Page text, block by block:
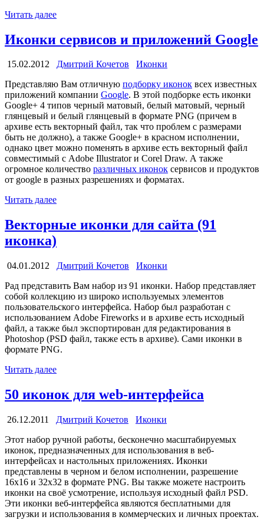
Читать далее
Иконки сервисов и приложений Google
15.02.2012 Дмитрий Кочетов
Иконки
Представляю Вам отличную подборку иконок всех известных
приложений компании Google. В этой подборке есть иконки
Google+ 4 типов черный матовый, белый матовый, черный
глянцевый и белый глянцевый в формате PNG (причем в
архиве есть векторный файл, так что проблем с размерами
быть не должно), а также Google+ в красном исполнении,
однако цвет можно поменять в архиве есть векторный файл
совместимый с Adobe Illustrator и Corel Draw. А также
огромное количество различных иконок сервисов и продуктов
от google в разных разрешениях и форматах.
Читать далее
Векторные иконки для сайта (91
иконка)
04.01.2012 Дмитрий Кочетов
Иконки
Рад представить Вам набор из 91 иконки. Набор представляет
собой коллекцию из широко используемых элементов
пользовательского интерфейса. Набор был разработан с
использованием Adobe Fireworks и в архиве есть исходный
файл, а также был экспортирован для редактирования в
Photoshop (PSD файл, также есть в архиве). Сами иконки в
формате PNG.
Читать далее
50 иконок для web-интерфейса
26.12.2011 Дмитрий Кочетов
Иконки
Этот набор ручной работы, бесконечно масштабируемых
иконок, предназначенных для использования в веб-
интерфейсах и настольных приложениях. Иконки
представлены в черном и белом исполнении, разрешение
16х16 и 32х32 в формате PNG. Вы также можете настроить
иконки на своё усмотрение, используя исходный файл PSD.
Эти иконки веб-интерфейса являются бесплатными для
загрузки и использования в коммерческих и личных проектах.